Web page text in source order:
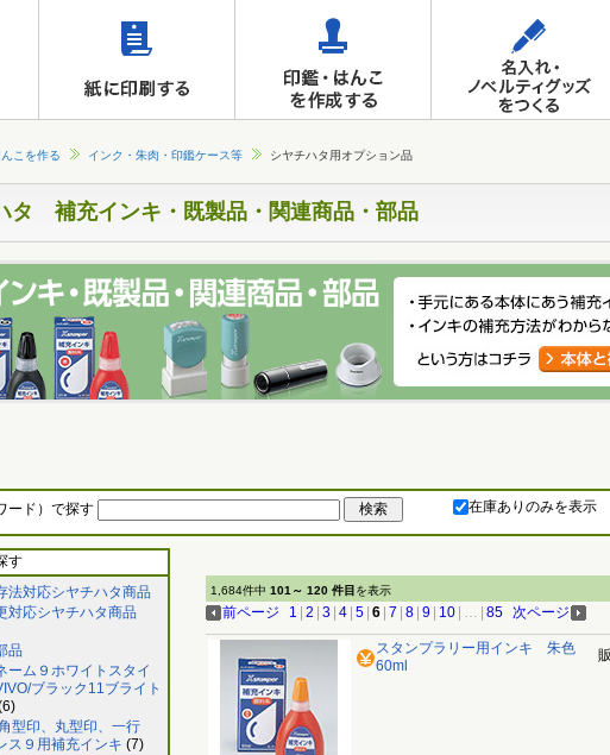
こを作る インク・朱肉・印鑑ケース等 シヤチハタ用オプション品
タ 補充インキ・既製品・関連商品・部品
ード）で探す 在庫ありのみを表示
す
法対応シヤチハタ商品
対応シヤチハタ商品
品
ーム９ホワイトスタイ
ブラック11ブライト
型印、丸型印、一行
ス９用補充インキ (7)
1,684件中 101～ 120 件目 を表示
前ページ 1 2 3 4 5 6 7 8 9 10 … 85 次ページ
スタンプラリー用インキ 朱色
60ml